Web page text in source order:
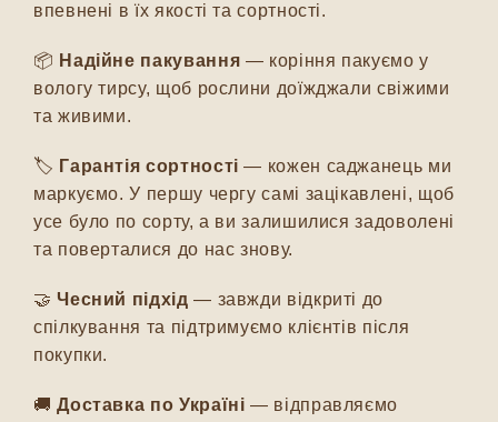
впевнені в їх якості та сортності.
📦 Надійне пакування — коріння пакуємо у
вологу тирсу, щоб рослини доїжджали свіжими
та живими.
🏷️ Гарантія сортності — кожен саджанець ми
маркуємо. У першу чергу самі зацікавлені, щоб
усе було по сорту, а ви залишилися задоволені
та поверталися до нас знову.
🤝Чесний підхід — завжди відкриті до
спілкування та підтримуємо клієнтів після
покупки.
🚚Доставка по Україні — відправляємо